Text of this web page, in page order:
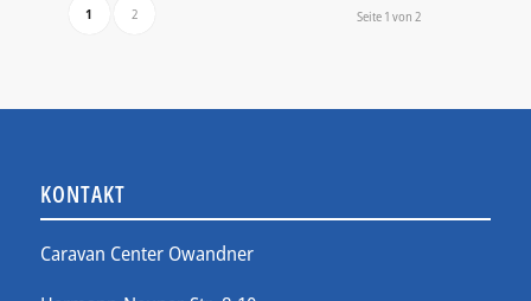
Seite 1 von 2
1 2
KONTAKT
Caravan Center Owandner